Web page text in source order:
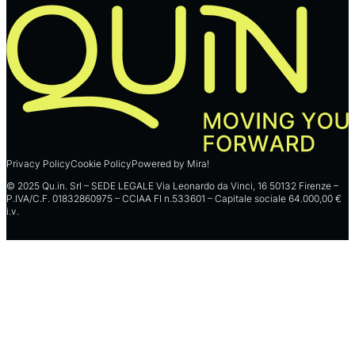
Privacy PolicyCookie PolicyPowered by Mira!
© 2025 Qu.in. Srl – SEDE LEGALE Via Leonardo da Vinci, 16 50132 Firenze –
P.IVA/C.F. 01832860975 – CCIAA FI n.533601 – Capitale sociale 64.000,00 €
i.v.